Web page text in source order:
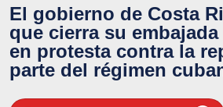
El gobierno de Costa
que cierra su
en protesta contra la
parte del régimen